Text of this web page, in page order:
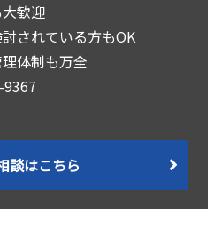
歓迎
されている方もOK
体制も万全
談はこちら